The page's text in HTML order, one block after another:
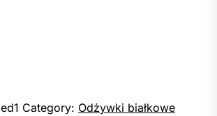
Category: Odżywki białkowe